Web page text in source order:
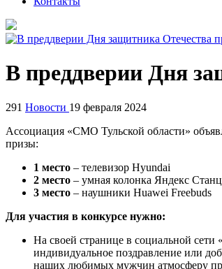
В преддверии Дня
291 Новости 19 февраля 2024
Ассоциация «СМО Тульской области»
призы:
1 место – телевизор Hyundai
2 место – умная колонка Яндекс
3 место – наушники Huawei Freebuds
Для участия в конкурсе нужно:
На своей странице в социальной
индивидуальное поздравление или
наших любимых мужчин атмосферу